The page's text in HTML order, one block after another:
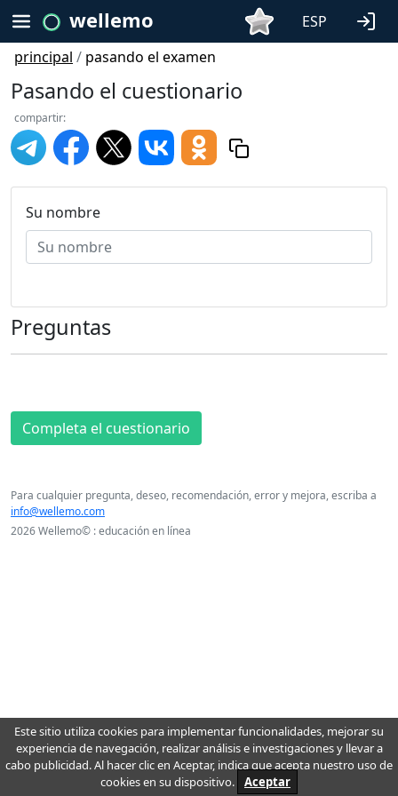
wellemo
ESP
principal / pasando el examen
Pasando el cuestionario
compartir:
Su nombre
Preguntas
Completa el cuestionario
Para cualquier pregunta, deseo, recomendación, error y mejora, escriba a
info@wellemo.com
2026 Wellemo© : educación en línea
Este sitio utiliza cookies para implementar funcionalidades, mejorar su
experiencia de navegación, realizar análisis e investigaciones y llevar a
cabo publicidad. Al hacer clic en Aceptar, indica que acepta nuestro uso de
cookies en su dispositivo.
Aceptar